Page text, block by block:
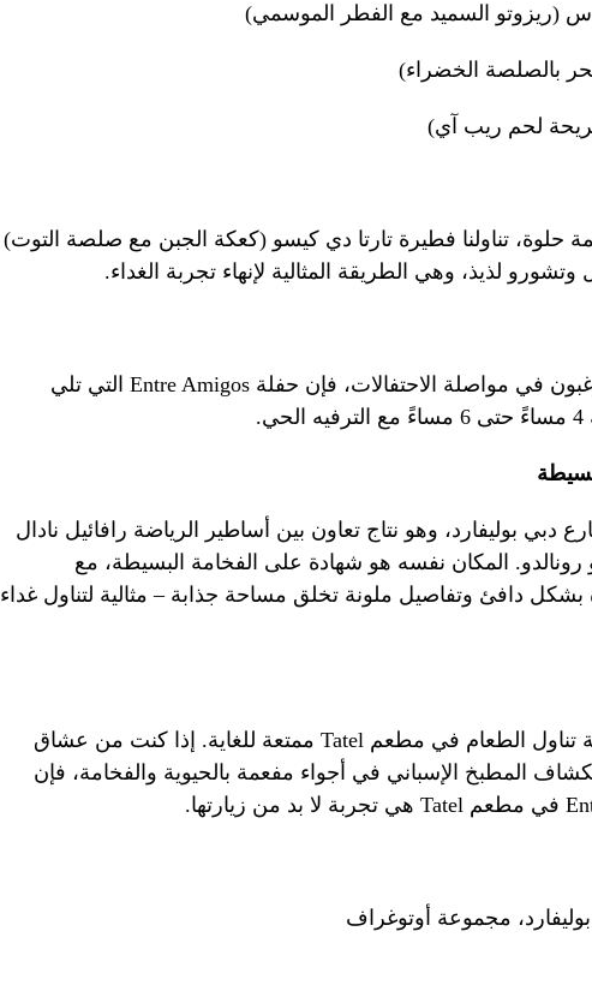
(ريزوتو السميد مع الفطر الموسمي)
بالصلصة الخضراء)
لحم ريب آي)
حلوة، تناولنا فطيرة تارتا دي كيسو (كعكة الجبن مع صلصة التوت)
وتشورو لذيذ، وهي الطريقة المثالية لإنهاء تجربة الغداء.
بالنسبة لأولئك الذين يرغبون في مواصلة الاحتفالات، فإن حفلة Entre Amigos التي تلي
دبي بوليفارد، وهو نتاج تعاون بين أساطير الرياضة رافائيل نادال
رونالدو. المكان نفسه هو شهادة على الفخامة البسيطة، مع
دافئ وتفاصيل ملونة تخلق مساحة جذابة – مثالية لتناول غداء
بشكل عام، كانت تجربة تناول الطعام في مطعم Tatel ممتعة للغاية. إذا كنت من عشاق
المطبخ الإسباني في أجواء مفعمة بالحيوية والفخامة، فإن